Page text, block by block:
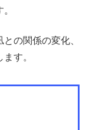
の関係の変化、
す。